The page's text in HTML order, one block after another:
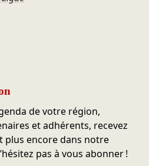
de votre région,
et adhérents, recevez
plus encore dans notre
pas à vous abonner !